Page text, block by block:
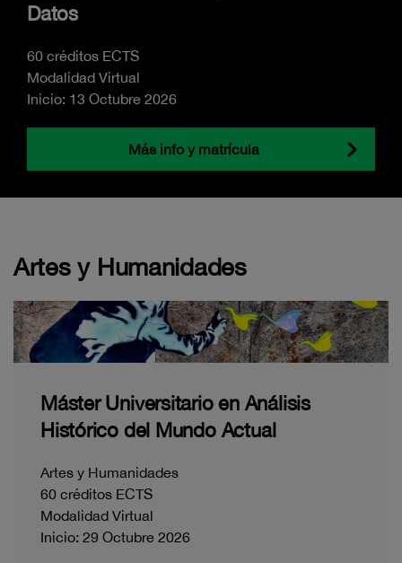
Datos
60 créditos ECTS
Modalidad Virtual
Inicio: 13 Octubre 2026
Más info y matrícula
Artes y Humanidades
Máster Universitario en Análisis
Histórico del Mundo Actual
Artes y Humanidades
60 créditos ECTS
Modalidad Virtual
Inicio: 29 Octubre 2026